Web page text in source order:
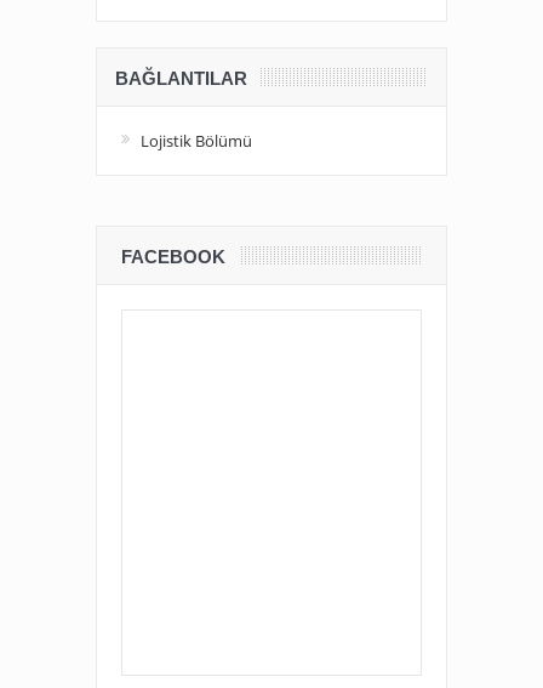
BAĞLANTILAR
Lojistik Bölümü
FACEBOOK